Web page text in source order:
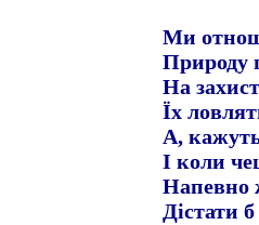
Ми
Природу
На
Їх
А,
І коли
Напевно
Дістати